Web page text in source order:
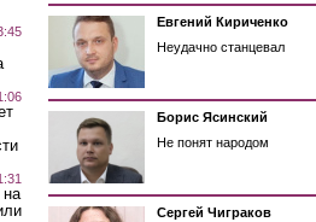
Евгений Кириченко
Неудачно станцевал
Борис Ясинский
Не понят народом
Сергей Чиграков